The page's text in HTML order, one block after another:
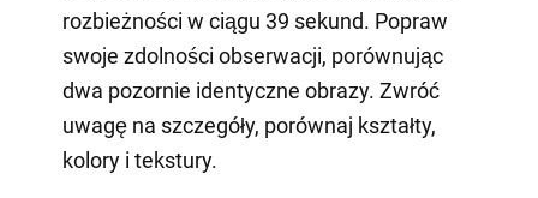
rozbieżności w ciągu 39 sekund. Popraw
swoje zdolności obserwacji, porównując
dwa pozornie identyczne obrazy. Zwróć
uwagę na szczegóły, porównaj kształty,
kolory i tekstury.